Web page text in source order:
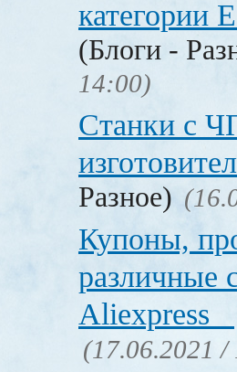
категории
(Блоги -
14:00)
Станки с
Разное)
Купоны,
различные
Aliexpress
(17.06.2021 /